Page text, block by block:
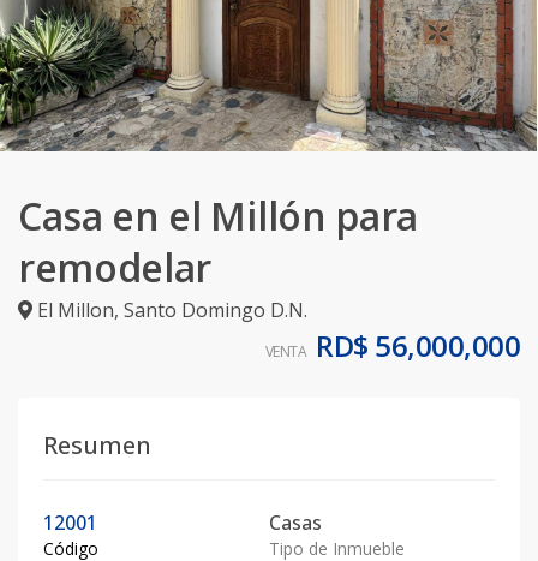
Casa en el Millón para
remodelar
El Millon, Santo Domingo D.N.
VENTA RD$ 56,000,000
Resumen
12001
Código
Casas
Tipo de Inmueble